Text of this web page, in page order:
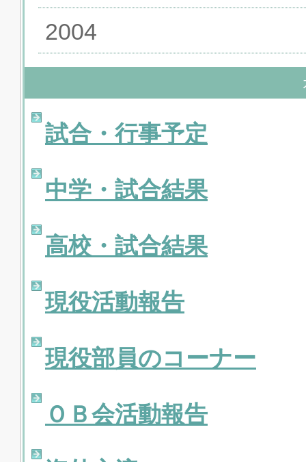
2004
試合・行事予定
中学・試合結果
高校・試合結果
現役活動報告
現役部員のコーナー
ＯＢ会活動報告